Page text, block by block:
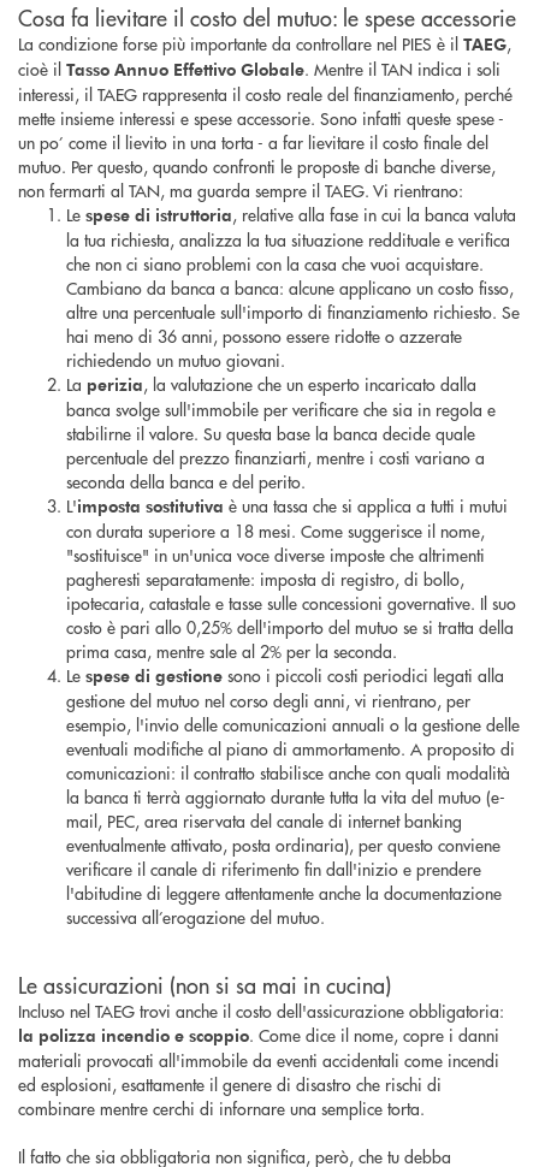
Cosa fa lievitare il costo del mutuo: le spese accessorie
La condizione forse più importante da controllare nel PIES è il TAEG,
cioè il Tasso Annuo Effettivo Globale. Mentre il TAN indica i soli
interessi, il TAEG rappresenta il costo reale del finanziamento, perché
mette insieme interessi e spese accessorie. Sono infatti queste spese -
un po’ come il lievito in una torta - a far lievitare il costo finale del
mutuo. Per questo, quando confronti le proposte di banche diverse,
non fermarti al TAN, ma guarda sempre il TAEG. Vi rientrano:
Le spese di istruttoria, relative alla fase in cui la banca valuta
la tua richiesta, analizza la tua situazione reddituale e verifica
che non ci siano problemi con la casa che vuoi acquistare.
Cambiano da banca a banca: alcune applicano un costo fisso,
altre una percentuale sull'importo di finanziamento richiesto. Se
hai meno di 36 anni, possono essere ridotte o azzerate
richiedendo un mutuo giovani.
La perizia, la valutazione che un esperto incaricato dalla
banca svolge sull'immobile per verificare che sia in regola e
stabilirne il valore. Su questa base la banca decide quale
percentuale del prezzo finanziarti, mentre i costi variano a
seconda della banca e del perito.
L'imposta sostitutiva è una tassa che si applica a tutti i mutui
con durata superiore a 18 mesi. Come suggerisce il nome,
"sostituisce" in un'unica voce diverse imposte che altrimenti
pagheresti separatamente: imposta di registro, di bollo,
ipotecaria, catastale e tasse sulle concessioni governative. Il suo
costo è pari allo 0,25% dell'importo del mutuo se si tratta della
prima casa, mentre sale al 2% per la seconda.
Le spese di gestione sono i piccoli costi periodici legati alla
gestione del mutuo nel corso degli anni, vi rientrano, per
esempio, l'invio delle comunicazioni annuali o la gestione delle
eventuali modifiche al piano di ammortamento. A proposito di
comunicazioni: il contratto stabilisce anche con quali modalità
la banca ti terrà aggiornato durante tutta la vita del mutuo (e-
mail, PEC, area riservata del canale di internet banking
eventualmente attivato, posta ordinaria), per questo conviene
verificare il canale di riferimento fin dall'inizio e prendere
l'abitudine di leggere attentamente anche la documentazione
successiva all’erogazione del mutuo.
Le assicurazioni (non si sa mai in cucina)
Incluso nel TAEG trovi anche il costo dell'assicurazione obbligatoria:
la polizza incendio e scoppio. Come dice il nome, copre i danni
materiali provocati all'immobile da eventi accidentali come incendi
ed esplosioni, esattamente il genere di disastro che rischi di
combinare mentre cerchi di infornare una semplice torta.
Il fatto che sia obbligatoria non significa, però, che tu debba